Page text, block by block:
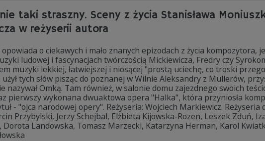
taki straszny. Sceny z życia Stanisława
w reżyserii autora
opowiada o ciekawych i mało znanych epizodach z życia kompozytora,
ludowej i fascynacjach twórczością Mickiewicza, Fredry czy
muzyki lekkiej, łatwiejszej i niosącej "prostą uciechę, co troski
tych słów pisząc do poznanej w Wilnie Aleksandry z Mullerów,
nazywał Omką. Tam również, w salonie domu zajezdnego swoich
pierwszy wykonana dwuaktowa opera "Halka", która przyniosła
- "ojca narodowej opery". Reżyseria: Wojciech Markiewicz. Reżyseria
Przybylski, Jerzy Schejbal, Elżbieta Kijowska-Rozen, Leszek Zduń,
Dorota Landowska, Tomasz Marzecki, Katarzyna Herman, Karol